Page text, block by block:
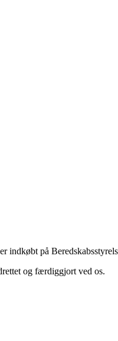
på
og færdiggjort ved os.